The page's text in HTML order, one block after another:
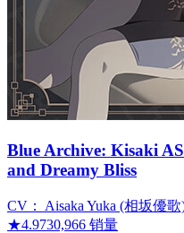
Blue Archive: Kisaki
and Dreamy Bliss
CV：
Aisaka Yuka (相坂優歌
★4.9730,966 销量